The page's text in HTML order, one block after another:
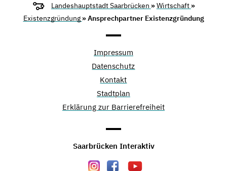
Landeshauptstadt Saarbrücken »Wirtschaft »
Existenzgründung » Ansprechpartner Existenzgründung
Impressum
Datenschutz
Kontakt
Stadtplan
Erklärung zur Barrierefreiheit
Saarbrücken Interaktiv